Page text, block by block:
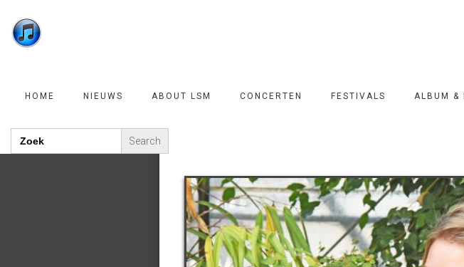
HOME NIEUWS ABOUT LSM CONCERTEN FESTIVALS ALBUM &
Search
for: